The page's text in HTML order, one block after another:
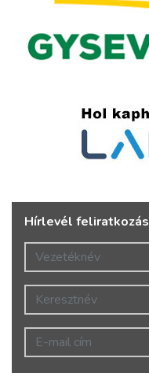
Hírlevél feliratkozás
Vezetéknév
Keresztnév
E-mail cím